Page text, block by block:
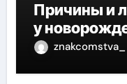
Причины и
у
znakcomstva_